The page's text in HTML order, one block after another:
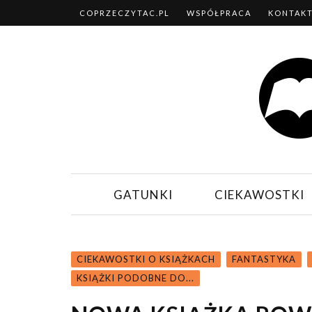
COPRZECZYTAC.PL WSPÓŁPRACA
GATUNKI CIEKAWOSTKI
CIEKAWOSTKI O KSIĄŻKACH
FANTASTYKA
KSIĄŻKI PODOBNE DO...